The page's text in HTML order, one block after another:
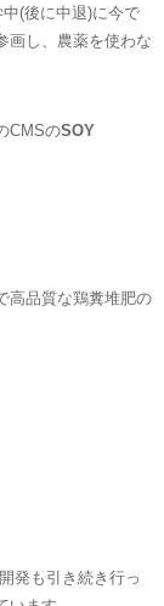
(後に中退)に今で
画し、農薬を使わな
CMSのSOY
高品質な鶏糞堆肥の
発も引き続き行っ